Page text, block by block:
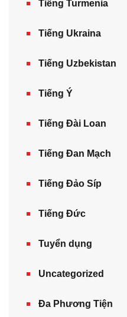
Tiếng Turmenia
Tiếng Ukraina
Tiếng Uzbekistan
Tiếng Ý
Tiếng Đài Loan
Tiếng Đan Mạch
Tiếng Đảo Síp
Tiếng Đức
Tuyển dụng
Uncategorized
Đa Phương Tiện